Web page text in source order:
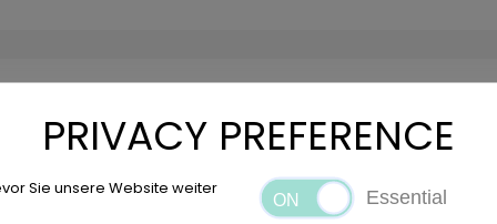
links, E-Fenster rechts, Klimaanlage, Sonnenblende,
Tel. +49 551/820224!Farbe:Blauschwarz-metallic (199)
Ersatzreifen und Werkzeuge sind vorhanden.
PRIVACY PREFERENCE
Sie unsere Website weiter
Essential